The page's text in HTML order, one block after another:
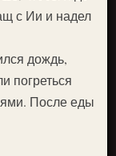
с Ии и надел
дождь,
погреться
После еды